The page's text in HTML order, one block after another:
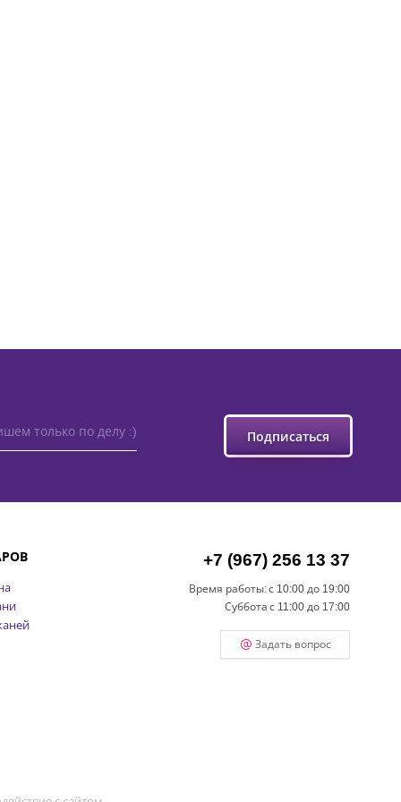
только по делу :) Подписаться
+7 (967) 256 13 37
Время работы:с 10:00 до 19:00
Субботас 11:00 до 17:00
Задать вопрос